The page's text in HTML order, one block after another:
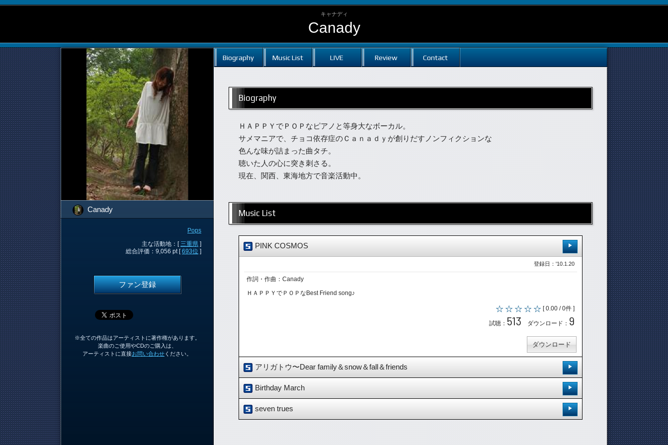
キャナディ
Canady
Canady
Pops
主な活動地：[三重県 ]
総合評価：9,056 pt [693位 ]
ファン登録
※全ての作品はアーティストに著作権があります。
楽曲のご使用やCDのご購入は、
アーティストに直接お問い合わせ ください。
Biography Music List LIVE Review Contact
Biography
ＨＡＰＰＹでＰＯＰなピアノと等身大なボーカル。
サメマニアで、チョコ依存症のＣａｎａｄｙが創りだすノンフィクションな
色んな味が詰まった曲タチ。
聴いた人の心に突き刺さる。
現在、関西、東海地方で音楽活動中。
Music List
PINK COSMOS
登録日：'10.1.20
作詞・作曲：Canady
ＨＡＰＰＹでＰＯＰなBest Friend song♪
[ 0.00 / 0件 ]
試聴： 513 ダウンロード： 9
ダウンロード
アリガトウ〜Dear family＆snow＆fall＆friends
登録日：'10.1.20
作詞・作曲：Canady
いつも支えてくれる大切な人へ バラードソングです。「君は私を照らす太陽で、私は君を守る惑星でありたい。」
Birthday March
登録日：'10.1.18
作詞・作曲：Canady
seven trues